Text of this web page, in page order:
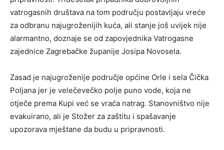
vatrogasnih društava na tom području postavljaju vreće
za odbranu najugroženijih kuća, ali stanje još uvijek nije
alarmantno, doznaje se od zapovjednika Vatrogasne
zajednice Zagrebačke županije Josipa Novosela.
Zasad je najugroženije područje općine Orle i sela Čička
Poljana jer je velečevečko polje puno vode, koja ne
otječe prema Kupi već se vraća natrag. Stanovništvo nije
evakuirano, ali je Stožer za zaštitu i spašavanje
upozorava mještane da budu u pripravnosti.